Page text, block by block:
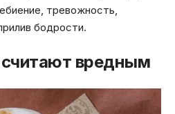
тревожность,
бодрости.
вредным